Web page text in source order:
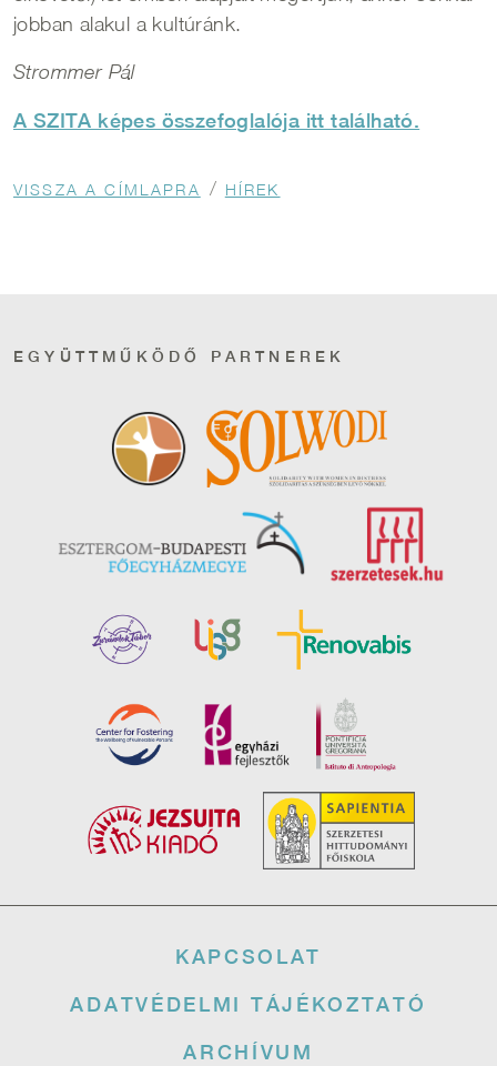
jobban alakul a kultúránk.
Strommer Pál
A SZITA képes összefoglalója itt található.
Morzsa
VISSZA A CÍMLAPRA HÍREK
EGYÜTTMŰKÖDŐ PARTNEREK
KAPCSOLAT
ADATVÉDELMI TÁJÉKOZTATÓ
ARCHÍVUM